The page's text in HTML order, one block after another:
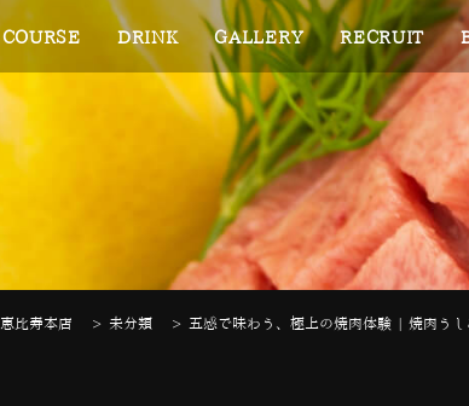
COURSE DRINK GALLERY RECRUIT
比寿本店 > 未分類 > 五感で味わう、極上の焼肉体験 | 焼肉う